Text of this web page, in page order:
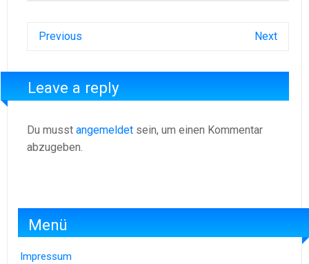
Previous Next
Leave a reply
Du musst angemeldet sein, um einen Kommentar
abzugeben.
Menü
Impressum